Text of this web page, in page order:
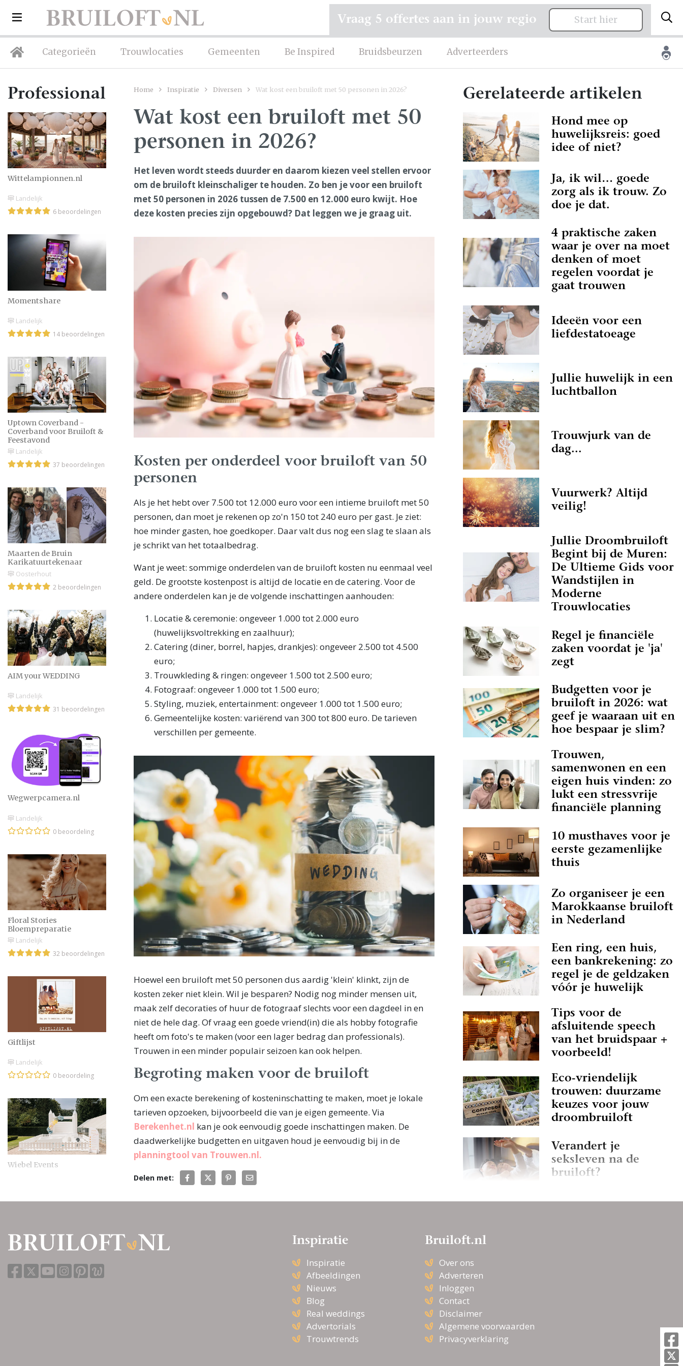
Categorieën Trouwlocaties Gemeenten Be Inspired Bruidsbeurzen Adverteerders
Vraag 5 offertes aan in jouw regio Start hier
Professionals
Wittelampionnen.nl
Landelijk
6 beoordelingen
Momentshare
Landelijk
14 beoordelingen
Uptown Coverband -
Coverband voor Bruiloft &
Feestavond
Landelijk
37 beoordelingen
Maarten de Bruin
Karikatuurtekenaar
Oosterhout
2 beoordelingen
AIM your WEDDING
Landelijk
31 beoordelingen
Wegwerpcamera.nl
Landelijk
0 beoordeling
Floral Stories
Bloempreparatie
Landelijk
32 beoordelingen
Giftlijst
Landelijk
0 beoordeling
Wiebel Events
Home Inspiratie Diversen Wat kost een bruiloft met 50 personen in 2026?
Wat kost een bruiloft met 50
personen in 2026?
Het leven wordt steeds duurder en daarom kiezen veel stellen ervoor
om de bruiloft kleinschaliger te houden. Zo ben je voor een bruiloft
met 50 personen in 2026 tussen de 7.500 en 12.000 euro kwijt. Hoe
deze kosten precies zijn opgebouwd? Dat leggen we je graag uit.
Kosten per onderdeel voor bruiloft van 50
personen
Als je het hebt over 7.500 tot 12.000 euro voor een intieme bruiloft met 50
personen, dan moet je rekenen op zo'n 150 tot 240 euro per gast. Je ziet:
hoe minder gasten, hoe goedkoper. Daar valt dus nog een slag te slaan als
je schrikt van het totaalbedrag.
Want je weet: sommige onderdelen van de bruiloft kosten nu eenmaal veel
geld. De grootste kostenpost is altijd de locatie en de catering. Voor de
andere onderdelen kan je de volgende inschattingen aanhouden:
Locatie & ceremonie: ongeveer 1.000 tot 2.000 euro
(huwelijksvoltrekking en zaalhuur);
Catering (diner, borrel, hapjes, drankjes): ongeveer 2.500 tot 4.500
euro;
Trouwkleding & ringen: ongeveer 1.500 tot 2.500 euro;
Fotograaf: ongeveer 1.000 tot 1.500 euro;
Styling, muziek, entertainment: ongeveer 1.000 tot 1.500 euro;
Gemeentelijke kosten: variërend van 300 tot 800 euro. De tarieven
verschillen per gemeente.
Hoewel een bruiloft met 50 personen dus aardig 'klein' klinkt, zijn de
kosten zeker niet klein. Wil je besparen? Nodig nog minder mensen uit,
maak zelf decoraties of huur de fotograaf slechts voor een dagdeel in en
niet de hele dag. Of vraag een goede vriend(in) die als hobby fotografie
heeft om foto's te maken (voor een lager bedrag dan professionals).
Trouwen in een minder populair seizoen kan ook helpen.
Begroting maken voor de bruiloft
Om een exacte berekening of kosteninschatting te maken, moet je lokale
tarieven opzoeken, bijvoorbeeld die van je eigen gemeente. Via
Berekenhet.nl kan je ook eenvoudig goede inschattingen maken. De
daadwerkelijke budgetten en uitgaven houd je eenvoudig bij in de
planningtool van Trouwen.nl.
Delen met:
Gerelateerde artikelen
Hond mee op
huwelijksreis: goed
idee of niet?
Ja, ik wil… goede
zorg als ik trouw. Zo
doe je dat.
4 praktische zaken
waar je over na moet
denken of moet
regelen voordat je
gaat trouwen
Ideeën voor een
liefdestatoeage
Jullie huwelijk in een
luchtballon
Trouwjurk van de
dag...
Vuurwerk? Altijd
veilig!
Jullie Droombruiloft
Begint bij de Muren:
De Ultieme Gids voor
Wandstijlen in
Moderne
Trouwlocaties
Regel je financiële
zaken voordat je 'ja'
zegt
Budgetten voor je
bruiloft in 2026: wat
geef je waaraan uit en
hoe bespaar je slim?
Trouwen,
samenwonen en een
eigen huis vinden: zo
lukt een stressvrije
financiële planning
10 musthaves voor je
eerste gezamenlijke
thuis
Zo organiseer je een
Marokkaanse bruiloft
in Nederland
Een ring, een huis,
een bankrekening: zo
regel je de geldzaken
vóór je huwelijk
Tips voor de
afsluitende speech
van het bruidspaar +
voorbeeld!
Eco-vriendelijk
trouwen: duurzame
keuzes voor jouw
droombruiloft
Verandert je
seksleven na de
bruiloft?
Je hond(en) mee naar
Inspiratie
Inspiratie
Afbeeldingen
Nieuws
Blog
Real weddings
Advertorials
Trouwtrends
Bruiloft.nl
Over ons
Adverteren
Inloggen
Contact
Disclaimer
Algemene voorwaarden
Privacyverklaring